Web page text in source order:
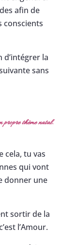
afin de
conscients
la
sans
propre thème natal.
cela, tu vas
qui vont
donner une
sortir de la
l’Amour.